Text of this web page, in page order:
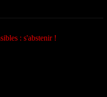
: s'abstenir !